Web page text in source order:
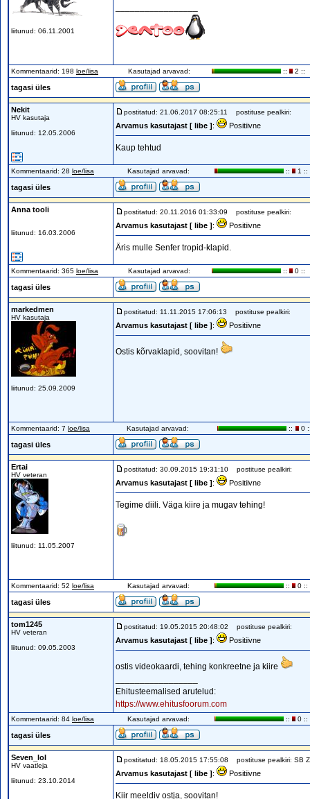
liitunud: 06.11.2001
Kommentaarid: 198 loe/lisa Kasutajad arvavad: :: 2 ::
tagasi üles
Nekit
HV kasutaja
liitunud: 12.05.2006
postitatud: 21.06.2017 08:25:11 postituse pealkiri:
Arvamus kasutajast [ libe ]: Positiivne
Kaup tehtud
Kommentaarid: 28 loe/lisa Kasutajad arvavad: :: 1 ::
tagasi üles
Anna tooli
liitunud: 16.03.2006
postitatud: 20.11.2016 01:33:09 postituse pealkiri:
Arvamus kasutajast [ libe ]: Positiivne
Äris mulle Senfer tropid-klapid.
Kommentaarid: 365 loe/lisa Kasutajad arvavad: :: 0 ::
tagasi üles
markedmen
HV kasutaja
liitunud: 25.09.2009
postitatud: 11.11.2015 17:06:13 postituse pealkiri:
Arvamus kasutajast [ libe ]: Positiivne
Ostis kõrvaklapid, soovitan!
Kommentaarid: 7 loe/lisa Kasutajad arvavad: :: 0
tagasi üles
Ertai
HV veteran
liitunud: 11.05.2007
postitatud: 30.09.2015 19:31:10 postituse pealkiri:
Arvamus kasutajast [ libe ]: Positiivne
Tegime diili. Väga kiire ja mugav tehing!
Kommentaarid: 52 loe/lisa Kasutajad arvavad: :: 0 ::
tagasi üles
tom1245
HV veteran
liitunud: 09.05.2003
postitatud: 19.05.2015 20:48:02 postituse pealkiri:
Arvamus kasutajast [ libe ]: Positiivne
ostis videokaardi, tehing konkreetne ja kiire
Ehitusteemalised arutelud:
https://www.ehitusfoorum.com
Kommentaarid: 84 loe/lisa Kasutajad arvavad: :: 0 ::
tagasi üles
Seven_lol
HV vaatleja
liitunud: 23.10.2014
postitatud: 18.05.2015 17:55:08 postituse pealkiri: SB
Arvamus kasutajast [ libe ]: Positiivne
Kiir meeldiv ostja, soovitan!